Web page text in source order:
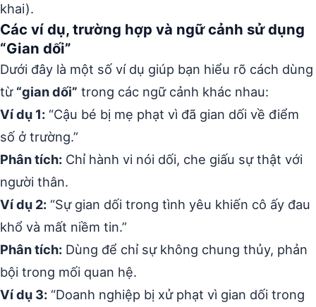
khai).
Các ví dụ, trường hợp và ngữ cảnh sử dụng
“Gian dối”
Dưới đây là một số ví dụ giúp bạn hiểu rõ cách dùng
từ “gian dối” trong các ngữ cảnh khác nhau:
Ví dụ 1: “Cậu bé bị mẹ phạt vì đã gian dối về điểm
số ở trường.”
Phân tích: Chỉ hành vi nói dối, che giấu sự thật với
người thân.
Ví dụ 2: “Sự gian dối trong tình yêu khiến cô ấy đau
khổ và mất niềm tin.”
Phân tích: Dùng để chỉ sự không chung thủy, phản
bội trong mối quan hệ.
Ví dụ 3: “Doanh nghiệp bị xử phạt vì gian dối trong